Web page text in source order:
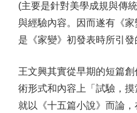
(主要是針對美學成規與傳
與經驗內容。因而遂有《
是《家變》初發表時所引發
王文興其實從早期的短篇
術形式和內容上「試驗，摸
就以《十五篇小說》而論